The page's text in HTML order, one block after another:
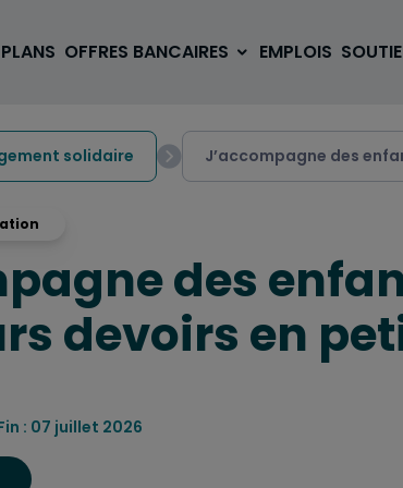
OFFRES BANCAIRES EMPLOIS
0 frais à l'étranger
pour les 18/30 ans
solidaire J’accompagne des
des
devoirs en
: 07 juillet 2026